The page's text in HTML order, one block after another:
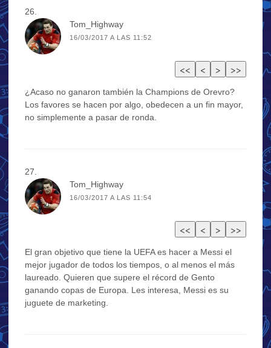
Tom_Highway
16/03/2017 A LAS 11:52
¿Acaso no ganaron también la Champions de Orevro?
Los favores se hacen por algo, obedecen a un fin mayor,
no simplemente a pasar de ronda.
Tom_Highway
16/03/2017 A LAS 11:54
El gran objetivo que tiene la UEFA es hacer a Messi el
mejor jugador de todos los tiempos, o al menos el más
laureado. Quieren que supere el récord de Gento
ganando copas de Europa. Les interesa, Messi es su
juguete de marketing.